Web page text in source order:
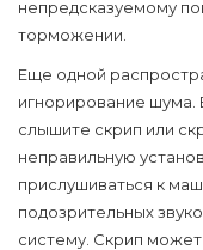
непредсказуемому
торможении.
Еще одной
игнорирование
слышите скрип или
неправильную
прислушиваться к
подозрительных
систему. Скрип может